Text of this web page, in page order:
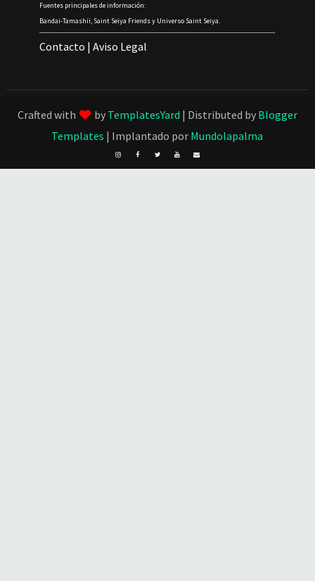
Fuentes principales de información:
Bandai-Tamashii, Saint Seiya Friends y Universo Saint Seiya.
Contacto |Aviso Legal
Crafted with by TemplatesYard | Distributed by Blogger
Templates | Implantado por Mundolapalma